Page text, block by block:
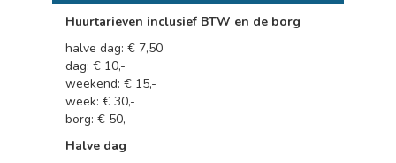
Huurtarieven inclusief BTW en de borg
halve dag: € 7,50
dag: € 10,-
weekend: € 15,-
week: € 30,-
borg: € 50,-
Halve dag